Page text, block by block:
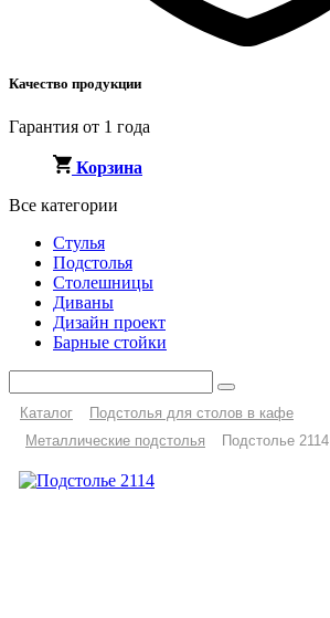
Качество продукции
Гарантия от 1 года
Корзина
Все категории
Стулья
Подстолья
Столешницы
Диваны
Дизайн проект
Барные стойки
Каталог
Подстолья для столов в кафе
Металлические подстолья
Подстолье 2114